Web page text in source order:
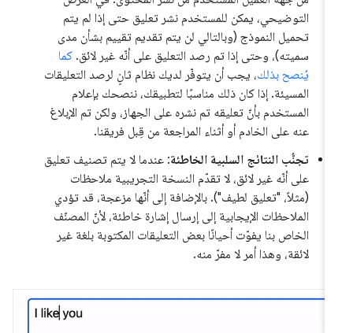
التوضيحي، يمكن للمستخدم نشر تعليق حتى إذا لم يتم
تحميل النموذج (وبالتالي لن يتم تقديم تقييم بشأن مدى
سميته)، وحتى إذا تم رصد التعليق على أنّه غير لائق.كما
يُنصح بذلك، يجب أن يتوفّر لديك نظام ثانٍ لرصد التعليقات
المسيئة. إذا كان ذلك مناسبًا لتطبيقك، ننصحك بإعلام
المستخدم بأنّ تعليقه تم نشره على الجهاز، ولكن تم الإبلاغ
عنه على الخادم أو أثناء المراجعة من قِبل فريقنا.
تجنُّب النتائج السلبية الخاطئة: عندما لا يتم تصنيف تعليق
على أنّه غير لائق، لا تقدّم النسخة التجريبية ملاحظات
(مثلاً، "تعليق لطيف"). بالإضافة إلى أنّها مزعجة، قد تؤدي
الملاحظات الإيجابية إلى إرسال إشارة خاطئة، لأنّ المصنّف
الخاص بنا يفوّت أحيانًا بعض التعليقات المكتوبة بلغة غير
لائقة، وهذا أمر لا مفرّ منه.